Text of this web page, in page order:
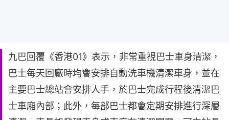
九巴回覆《香港01》表示，非常重視巴士車身清潔，
巴士每天回廠時均會安排自動洗車機清潔車身，並在
主要巴士總站會安排人手，於巴士完成行程後清潔巴
士車廂內部；此外，每部巴士都會定期安排進行深層